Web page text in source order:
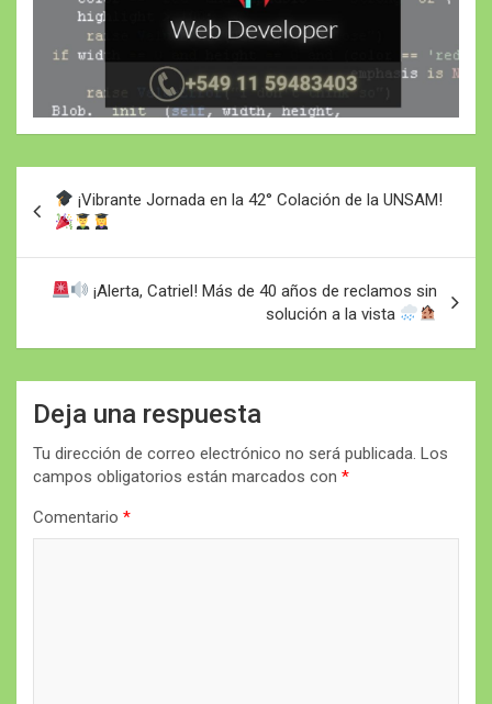
Navegación
de
entradas
¡Vibrante Jornada en la 42° Colación de la UNSAM!
¡Alerta, Catriel! Más de 40 años de reclamos sin
solución a la vista
Deja una respuesta
Tu dirección de correo electrónico no será publicada. Los
campos obligatorios están marcados con *
Comentario *